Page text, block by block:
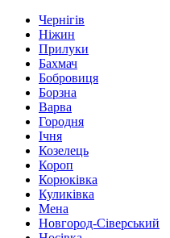
Чернігів
Ніжин
Прилуки
Бахмач
Бобровиця
Борзна
Варва
Городня
Ічня
Козелець
Короп
Корюківка
Куликівка
Мена
Новгород-Сіверський